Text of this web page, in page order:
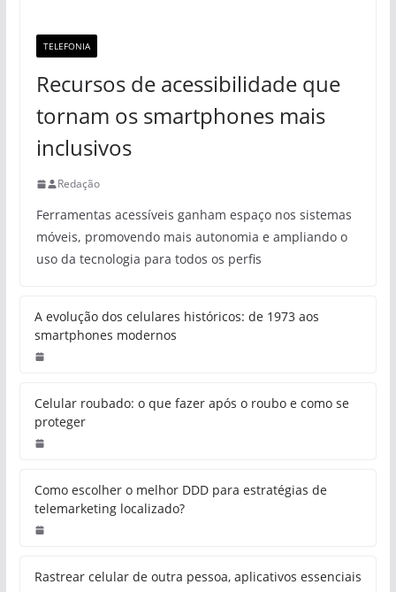
TELEFONIA
Recursos de acessibilidade que
tornam os smartphones mais
inclusivos
Redação
Ferramentas acessíveis ganham espaço nos sistemas
móveis, promovendo mais autonomia e ampliando o
uso da tecnologia para todos os perfis
A evolução dos celulares históricos: de 1973 aos
smartphones modernos
Celular roubado: o que fazer após o roubo e como se
proteger
Como escolher o melhor DDD para estratégias de
telemarketing localizado?
Rastrear celular de outra pessoa, aplicativos essenciais